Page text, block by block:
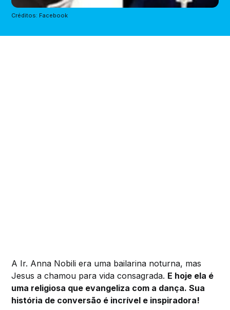
Créditos: Facebook
A Ir. Anna Nobili era uma bailarina noturna, mas
Jesus a chamou para vida consagrada. E hoje ela é
uma religiosa que evangeliza com a dança. Sua
história de conversão é incrível e inspiradora!